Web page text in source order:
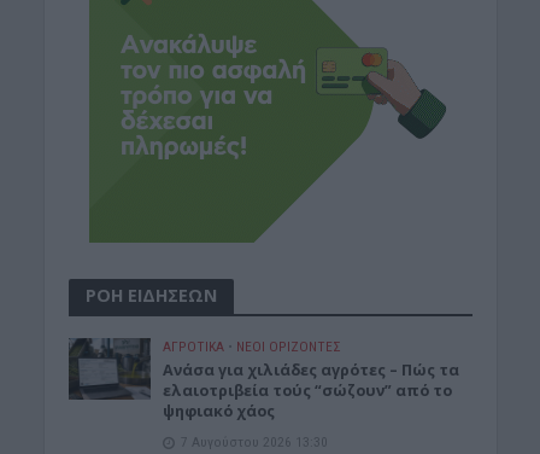
ΡΟΗ ΕΙΔΗΣΕΩΝ
ΑΓΡΟΤΙΚΑ • ΝΕΟΙ ΟΡΙΖΟΝΤΕΣ
Ανάσα για χιλιάδες αγρότες – Πώς τα
ελαιοτριβεία τούς “σώζουν” από το
ψηφιακό χάος
7 Αυγούστου 2026 13:30